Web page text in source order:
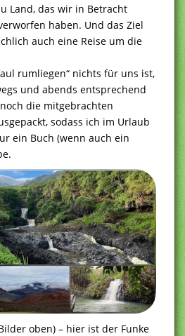
Land, das wir in Betracht
haben. Und das Ziel
auch eine Reise um die
rumliegen“ nichts für uns ist,
und abends entsprechend
die mitgebrachten
sodass ich im Urlaub
ein Buch (wenn auch ein
oben) – hier ist der Funke